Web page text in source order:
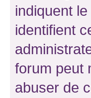
indiquent
identifient
forum peut
abuser de